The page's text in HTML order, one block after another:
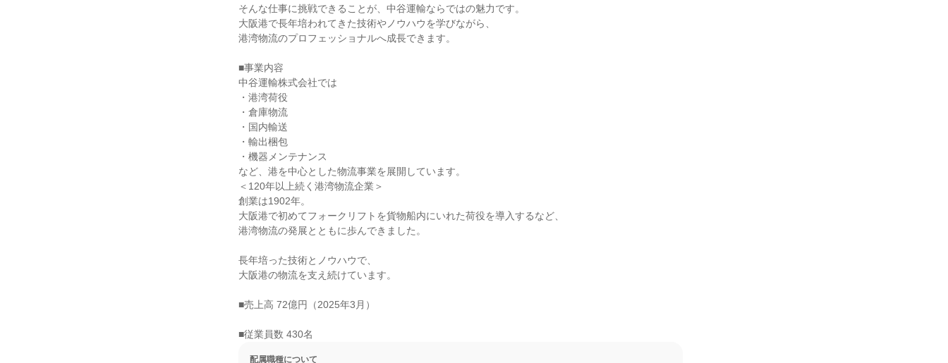
そんな仕事に挑戦できることが、中谷運輸ならではの魅力です。
大阪港で長年培われてきた技術やノウハウを学びながら、
港湾物流のプロフェッショナルへ成長できます。
■事業内容
中谷運輸株式会社では
・港湾荷役
・倉庫物流
・国内輸送
・輸出梱包
・機器メンテナンス
など、港を中心とした物流事業を展開しています。
＜120年以上続く港湾物流企業＞
創業は1902年。
大阪港で初めてフォークリフトを貨物船内にいれた荷役を導入するなど、
港湾物流の発展とともに歩んできました。
長年培った技術とノウハウで、
大阪港の物流を支え続けています。
■売上高 72億円（2025年3月）
■従業員数 430名
配属職種について